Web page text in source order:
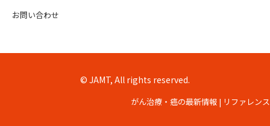
お問い合わせ
© JAMT, All rights reserved.
がん治療・癌の最新情報 | リファレンス